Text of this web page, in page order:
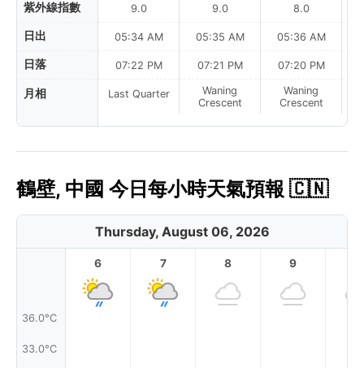
紫外線指數
日出
日落
月相
9.0
05:34 AM
07:22 PM
Last Quarter
9.0
05:35 AM
07:21 PM
Waning
Crescent
8.0
05:36 AM
07:20 PM
Waning
Crescent
鶴壁, 中國 今日每小時天氣預報 🇨🇳
Thursday, August 06, 2026
36.0°C
33.0°C
6 7 8 9